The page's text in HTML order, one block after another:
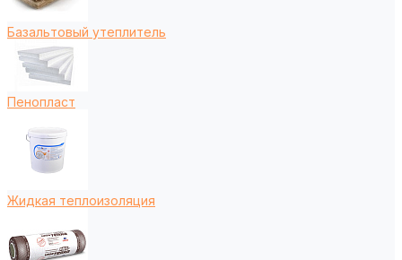
Базальтовый утеплитель
Пенопласт
Жидкая теплоизоляция